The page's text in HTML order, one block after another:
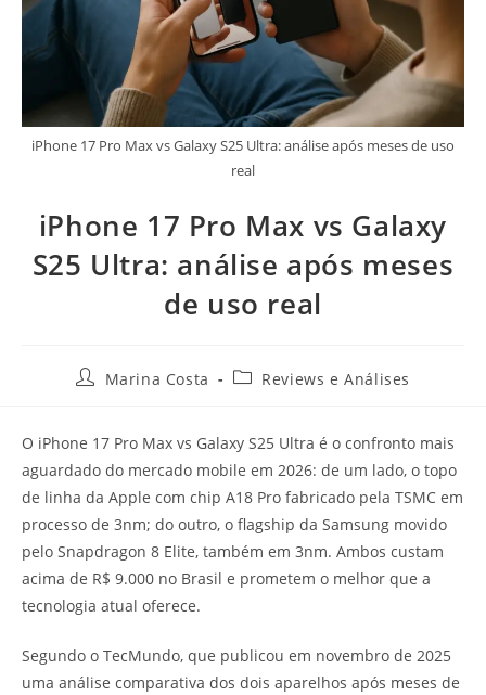
iPhone 17 Pro Max vs Galaxy S25 Ultra: análise após meses de uso
real
iPhone 17 Pro Max vs Galaxy
S25 Ultra: análise após meses
de uso real
Marina Costa Reviews e Análises
O iPhone 17 Pro Max vs Galaxy S25 Ultra é o confronto mais
aguardado do mercado mobile em 2026: de um lado, o topo
de linha da Apple com chip A18 Pro fabricado pela TSMC em
processo de 3nm; do outro, o flagship da Samsung movido
pelo Snapdragon 8 Elite, também em 3nm. Ambos custam
acima de R$ 9.000 no Brasil e prometem o melhor que a
tecnologia atual oferece.
Segundo o TecMundo, que publicou em novembro de 2025
uma análise comparativa dos dois aparelhos após meses de